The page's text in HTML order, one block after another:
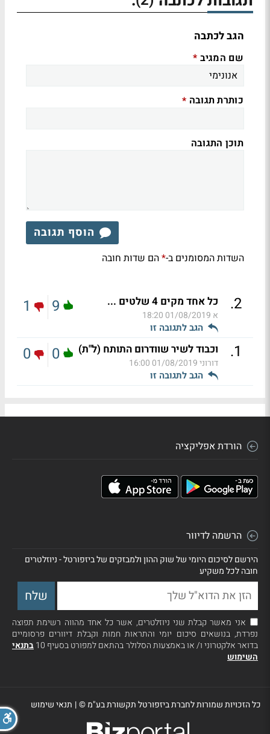
הגב לכתבה
שם המגיב *
כותרת תגובה *
תוכן התגובה
הוסף תגובה
השדות המסומנים ב-*הם שדות חובה
2
. כל אחד מקים 4 שלטים ...
א 01/08/2019 18:20
הגב לתגובה זו
9
1
1
. וכבוד לשיר שוודרום התותח (ל"ת)
דורוני01/08/2019 16:00
הגב לתגובה זו
0
0
הורדת אפליקציה
הרשמה לדיוור
הירשם לסיכום היומי של שוק ההון ולמבזקים של ביזפורטל - ניוזלטרים
חובה לכל משקיע
אני מאשר קבלת שני ניוזלטרים, אשר כל אחד מהווה רשימת תפוצה
נפרדת, בנושאים סיכום יומי והתראות חמות וקבלת דיוורים פרסומיים
בדואר אלקטרוני ו/ או באמצעות הסלולר בהתאם למפורט בסעיף 10
בתנאי
השימוש
כל הזכויות שמורות לחברת ביזפורטל תקשורת בע"מ ©| תנאי שימוש